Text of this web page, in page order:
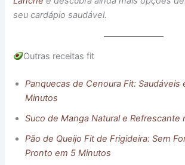
seu cardápio saudável.
Outras receitas fit
Panquecas de Cenoura Fit: Saudáveis
Minutos
Suco de Manga Natural e Refrescante
Pão de Queijo Fit de Frigideira: Sem
Pronto em 5 Minutos